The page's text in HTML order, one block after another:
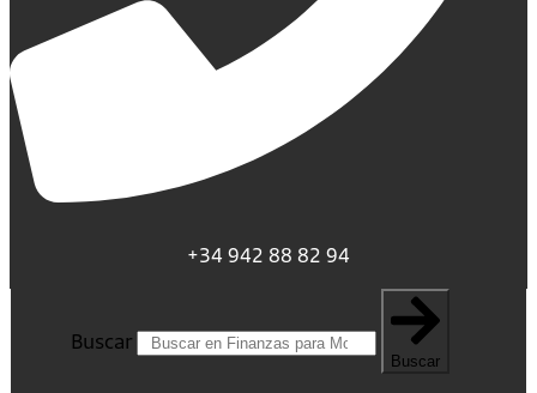
+34 942 88 82 94
Buscar
Buscar